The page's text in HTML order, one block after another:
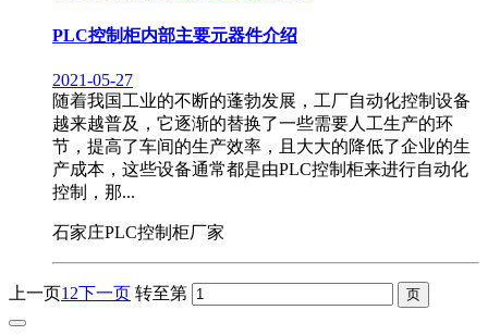
PLC控制柜内部主要元器件介绍
2021-05-27
随着我国工业的不断的蓬勃发展，工厂自动化控制设备
越来越普及，它逐渐的替换了一些需要人工生产的环
节，提高了车间的生产效率，且大大的降低了企业的生
产成本，这些设备通常都是由PLC控制柜来进行自动化
控制，那...
石家庄PLC控制柜厂家
上一页 12 下一页 转至第